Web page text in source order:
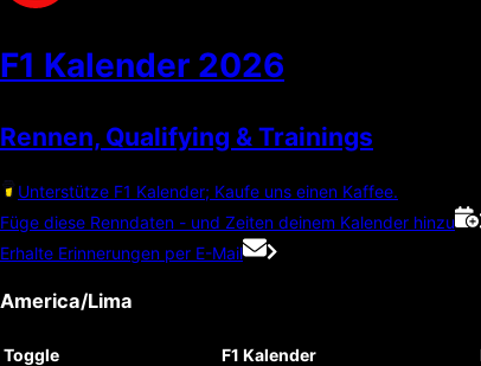
F1 Kalender 2026
Rennen, Qualifying & Trainings
Unterstütze F1 Kalender; Kaufe uns einen Kaffee.
Füge diese Renndaten - und Zeiten deinem Kalender hinzu
Erhalte Erinnerungen per E-Mail
America/Lima
Toggle F1 Kalender